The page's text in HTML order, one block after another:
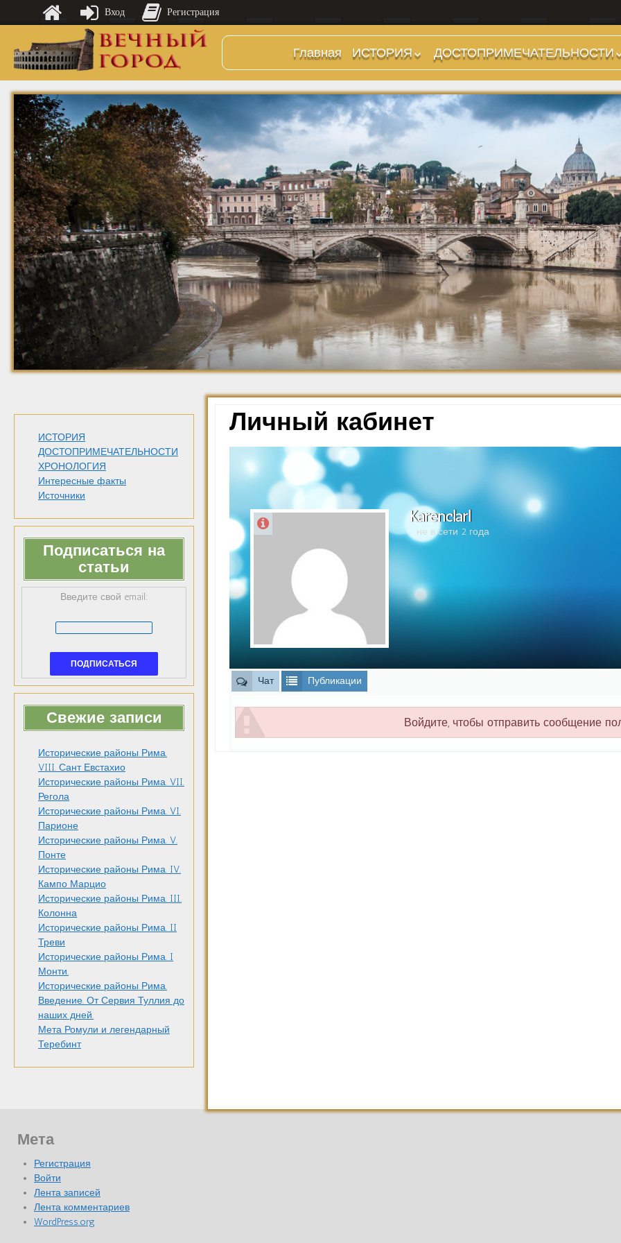
Главная
ИСТОРИЯ
Предыстория
Царский период
(753-509 гг до н.э.)
Ранняя Республика
(509-265 гг до н.э.)
Поздняя Республика
(264-27 гг до н.э.)
Империя. Принципат
(27 г до н.э. — 284 г
н.э.)
Империя. Доминат
(284-476 гг)
Темные Века. Готы
Темные Века.
Экзархат
Средневековье
Возрождение и
Барокко
ДОСТОПРИМЕЧАТЕЛЬНОСТИ
Холмы и остров.
Районы
Форумы, Площади,
Дороги
Стадионы, Термы
Музеи
Дохристианские
храмы
Христианские храмы,
базилики etc.
Дворцы
Арки, колонны и
обелиски
Фонтаны
ИСТОРИЯ
ДОСТОПРИМЕЧАТЕЛЬНОСТИ
ХРОНОЛОГИЯ
Интересные факты
Источники
Подписаться на
статьи
Введите свой email:
Свежие записи
Исторические районы Рима.
VIII. Сант Евстахио
Исторические районы Рима. VII.
Регола
Исторические районы Рима. VI.
Парионе
Исторические районы Рима. V.
Понте
Исторические районы Рима. IV.
Кампо Марцио
Исторические районы Рима. III.
Колонна
Исторические районы Рима. II
Треви
Исторические районы Рима. I
Монти.
Исторические районы Рима.
Введение. От Сервия Туллия до
наших дней.
Мета Ромули и легендарный
Теребинт
Личный кабинет
Karenclarl
не в сети 2 года
Чат Публикации
Войдите, чтобы отправить сообщение
Мета
Регистрация
Войти
Лента записей
Лента комментариев
WordPress.org
Вход Регистрация